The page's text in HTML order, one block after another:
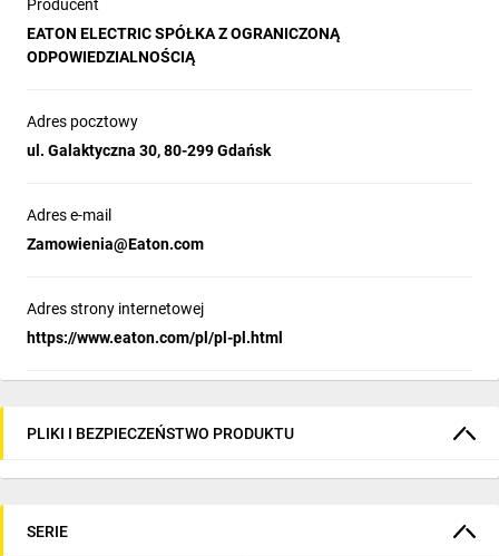
Producent
EATON ELECTRIC SPÓŁKA Z OGRANICZONĄ
ODPOWIEDZIALNOŚCIĄ
Adres pocztowy
ul. Galaktyczna 30, 80-299 Gdańsk
Adres e-mail
Zamowienia@Eaton.com
Adres strony internetowej
https://www.eaton.com/pl/pl-pl.html
PLIKI I BEZPIECZEŃSTWO PRODUKTU
SERIE